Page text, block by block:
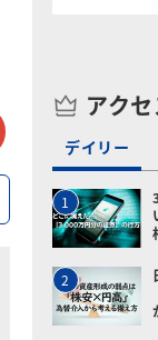
メールで送る
アク
デイリー
1
2